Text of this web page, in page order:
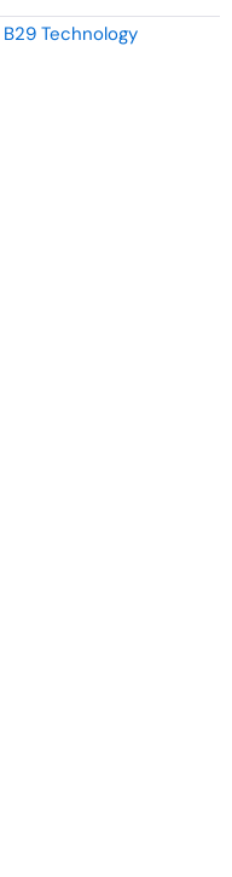
B29 Technology